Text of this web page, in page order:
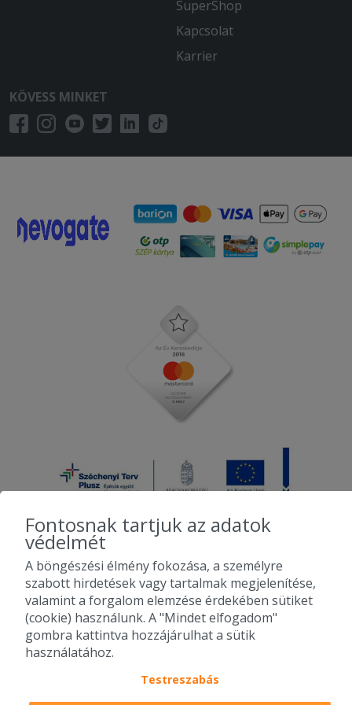
Ìzre finom volt a gyros, a
hasàbburgonya a halhoz szàraz volt, és
sajnos a két darab ezersziget öntetet
Nagyon finom volt! Köszönjük szépen!
2025-09-12 - Kitti:
Gusztustalan a hamburger.
bőséges adag! Csak is innen rendelek!
Köszönöm szépen!
A madártej mintha sima tejes víz lenne
undorító utóízzel a túrós gombóc
2025-08-07 - Csabáné:
Nagyon finom volt! Tartsák meg a
2025-07-18 - Csabáné:
Nem csalódtam, nagyon finom és
bőséges! Imádom!!!!
Továbbiak betöltése...
SuperShop
Kapcsolat
Karrier
KÖVESS MINKET
2010-2026 Copyright - Falatozz.hu - Diston-line Kft.
Pizza, gyros, hamburger, menük kedvező áron, egy helyen az összes
étterem ajánlata.
Fontosnak tartjuk az adatok
védelmét
A böngészési élmény fokozása, a személyre
szabott hirdetések vagy tartalmak megjelenítése,
valamint a forgalom elemzése érdekében sütiket
(cookie) használunk. A "Mindet elfogadom"
gombra kattintva hozzájárulhat a sütik
használatához.
Testreszabás